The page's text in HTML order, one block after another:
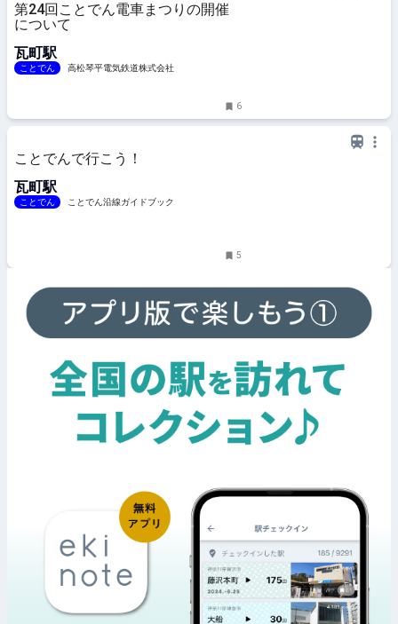
第24回ことでん電車まつりの開催
について
瓦町駅
ことでん 高松琴平電気鉄道株式会社
6
ことでんで行こう！
瓦町駅
ことでん ことでん沿線ガイドブック
5